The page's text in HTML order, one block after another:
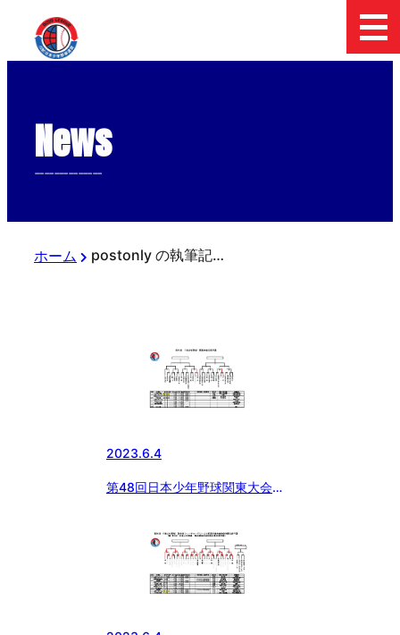
News
--------------
ホーム postonly の執筆記事
2023.6.4
第48回日本少年野球関東大会神